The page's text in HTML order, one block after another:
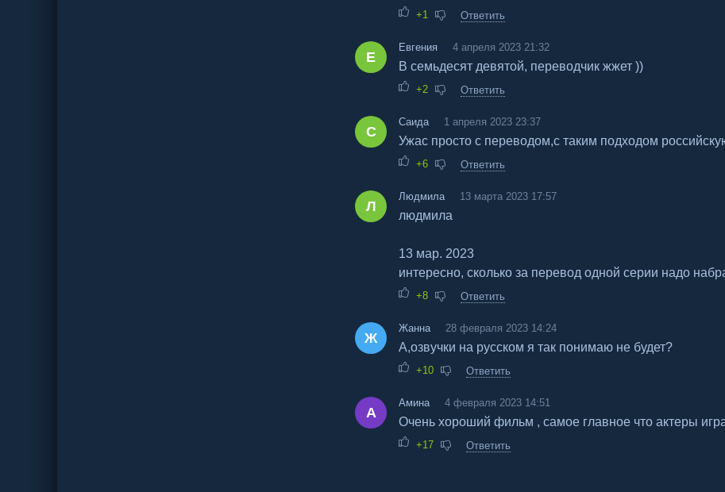
+1 Ответить
Е
Евгения 4 апреля 2023 21:32
В семьдесят девятой, переводчик жжет ))
+2 Ответить
С
Саида 1 апреля 2023 23:37
Ужас просто с переводом,с таким подходом
+6 Ответить
Л
Людмила 13 марта 2023 17:57
людмила
13 мар. 2023
интересно, сколько за перевод одной серии надо
+8 Ответить
Ж
Жанна 28 февраля 2023 14:24
А,озвучки на русском я так понимаю не будет?
+10 Ответить
А
Амина 4 февраля 2023 14:51
Очень хороший фильм , самое главное что актеры
+17 Ответить